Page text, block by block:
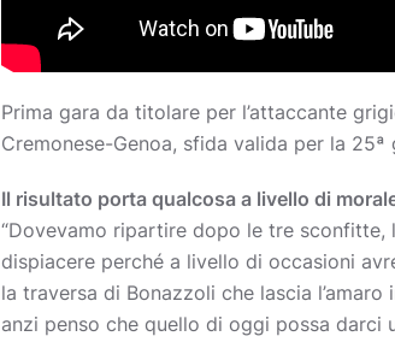
Prima gara da titolare per l’attaccante
Cremonese-Genoa, sfida valida per la 25ª
Il risultato porta qualcosa a livello di
“Dovevamo ripartire dopo le tre
dispiacere perché a livello di occasioni
la traversa di Bonazzoli che lascia
anzi penso che quello di oggi possa darci